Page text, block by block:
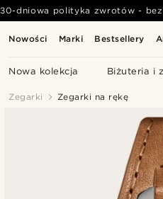
Nowości Marki Bestsellery
Nowa kolekcja Biżuteria i
30-dniowa polityka zwrotów - bez
Zegarki Zegarki na rękę